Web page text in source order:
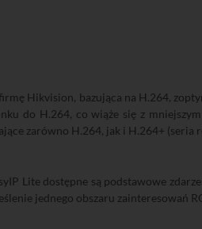
Hikvision, bazująca na H.264,
do H.264, co wiąże się z
zarówno H.264, jak i H.264+ (seria
Lite dostępne są podstawowe
jednego obszaru zainteresowań